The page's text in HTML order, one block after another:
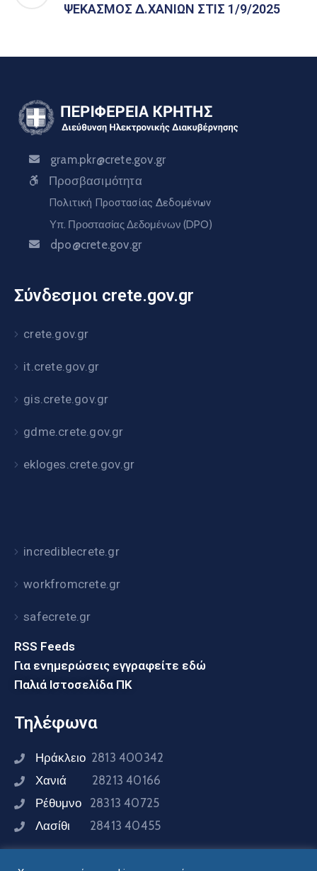
ΨΕΚΑΣΜΟΣ Δ.ΧΑΝΙΩΝ ΣΤΙΣ 1/9/2025
gram.pkr@crete.gov.gr
Προσβασιμότητα
Πολιτική Προστασίας Δεδομένων
Υπ. Προστασίας Δεδομένων (DPO)
dpo@crete.gov.gr
Σύνδεσμοι crete.gov.gr
crete.gov.gr
it.crete.gov.gr
gis.crete.gov.gr
gdme.crete.gov.gr
ekloges.crete.gov.gr
incrediblecrete.gr
workfromcrete.gr
safecrete.gr
RSS Feeds
Για ενημερώσεις εγγραφείτε εδώ
Παλιά Ιστοσελίδα ΠΚ
Τηλέφωνα
Ηράκλειο 2813 400342
Χανιά 28213 40166
Ρέθυμνο 28313 40725
Λασίθι 28413 40455